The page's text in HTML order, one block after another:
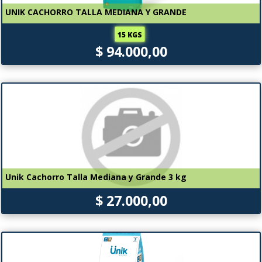
UNIK CACHORRO TALLA MEDIANA Y GRANDE
15 KGS
$ 94.000,00
Unik Cachorro Talla Mediana y Grande 3 kg
$ 27.000,00